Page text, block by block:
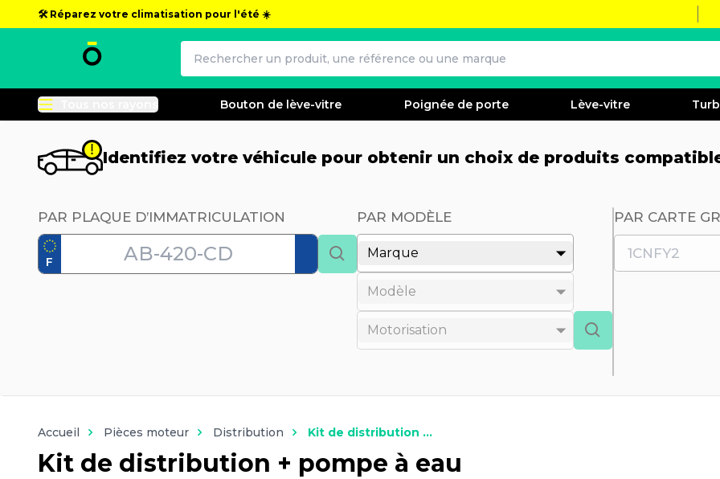
🛠️ Réparez votre climatisation pour l'été ☀️
Tous nos rayons Bouton de lève-vitre Poignée de porte Lève-vitre
Identifiez votre véhicule pour obtenir un choix de produits
PAR PLAQUE D’IMMATRICULATION
F
PAR MODÈLE
Marque
Modèle
Motorisation
PAR CARTE
Accueil Pièces moteur Distribution Kit de distribution ...
Kit de distribution + pompe à eau